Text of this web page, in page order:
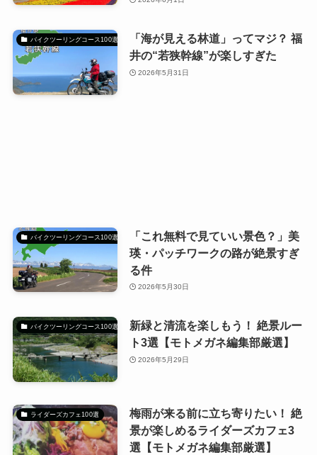
バイクツーリングコース100選
「海が見える林道」ってマジ？ 福
井の“若狭幹線”が楽しすぎた
2026年5月31日
バイクツーリングコース100選
「これ無料で見ていい景色？」美
瑛・パッチワークの路が絶景すぎ
る件
2026年5月30日
バイクツーリングコース100選
新緑と清流を楽しもう！ 絶景ルー
ト3選【モトメガネ編集部厳選】
2026年5月29日
ライダーズカフェ100選
梅雨が来る前に立ち寄りたい！ 絶
景が楽しめるライダーズカフェ3
選【モトメガネ編集部厳選】